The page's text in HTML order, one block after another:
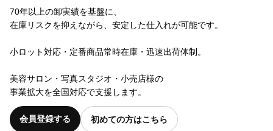
70年以上の卸実績を基盤に、
在庫リスクを抑えながら、安定した仕入れが可能です。
小ロット対応・定番商品常時在庫・迅速出荷体制。
美容サロン・写真スタジオ・小売店様の
事業拡大を全国対応で支援します。
会員登録する 初めての方はこちら